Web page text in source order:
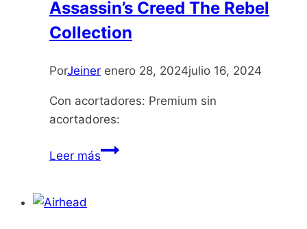
Assassin’s Creed The Rebel
Collection
PorJeiner enero 28, 2024julio 16, 2024
Con acortadores: Premium sin
acortadores:
Leer másAssassin’s